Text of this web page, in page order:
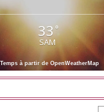
33°
SAM
Temps à partir de OpenWeatherMap